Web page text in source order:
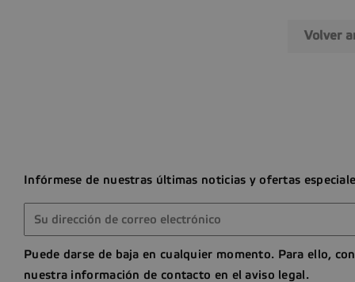
Volver
Infórmese de nuestras últimas noticias y ofertas
Puede darse de baja en cualquier momento. Para ello,
nuestra información de contacto en el aviso legal.